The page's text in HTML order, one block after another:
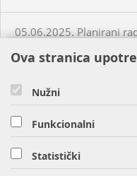
05.06.2025. Planirani
05.06.2025. Planirani
Ova stranica
Nužni
Funkcionalni
Statistički